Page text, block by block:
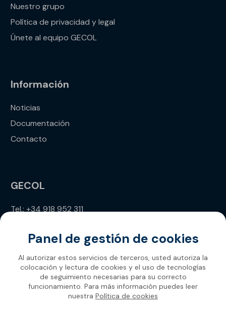
Nuestro grupo
Política de privacidad y legal
Únete al equipo GECOL
Información
Noticias
Documentación
Contacto
GECOL
Tel.: +34 918 952 311
Panel de gestión de cookies
Al autorizar estos servicios de terceros, usted autoriza la
colocación y lectura de cookies y el uso de tecnologías
de seguimiento necesarias para su correcto
funcionamiento. Para más información puedes leer
nuestra Política de cookies